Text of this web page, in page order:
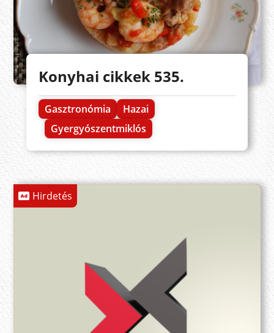
Konyhai cikkek 535.
Gasztronómia
Hazai
Gyergyószentmiklós
Hirdetés